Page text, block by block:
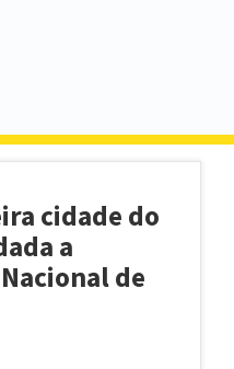
cidade do
a
de